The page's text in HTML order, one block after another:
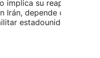
implica su reapertura,
Irán, depende de la
estadounidense-